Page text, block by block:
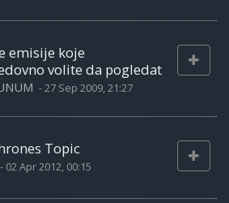
emisije koje
volite da pogledat
-27 Sep 2009, 21:27
Topic
- 02 Apr 2012, 00:15